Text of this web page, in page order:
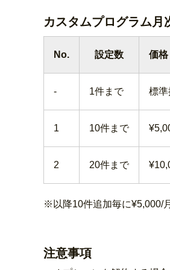
カスタムプログラム月
No. 設定数 価格
- 1件まで 標
1 10件まで
2 20件まで
※以降10件追加毎に¥5,000/
注意事項